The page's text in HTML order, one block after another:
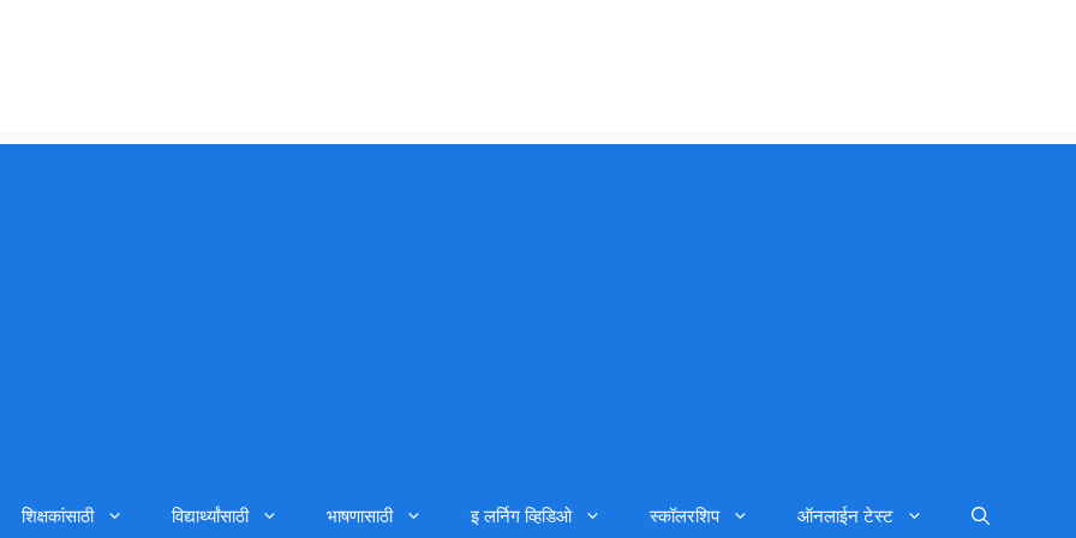
शिक्षकांसाठी विद्यार्थ्यांसाठी भाषणासाठी इ लर्निग व्हिडिओ स्कॉलरशिप ऑनलाईन टेस्ट